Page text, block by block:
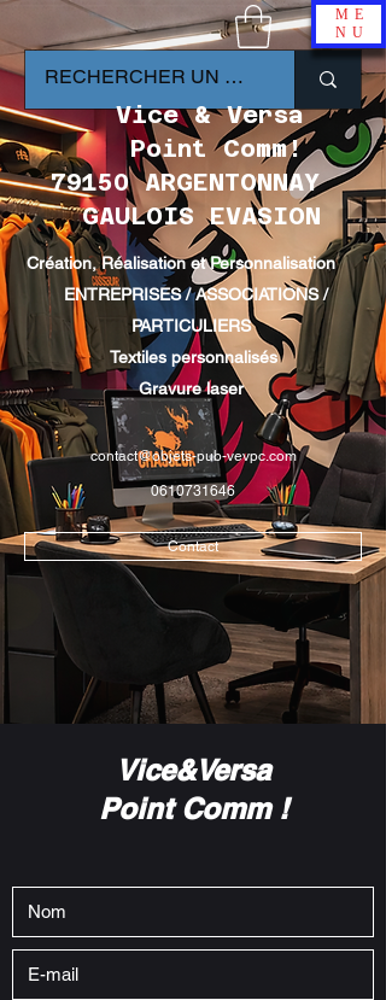
ME
NU
Vice & Versa
Point Comm!
79150 ARGENTONNAY
GAULOIS EVASION
Création, Réalisation et Personnalisation
ENTREPRISES / ASSOCIATIONS /
PARTICULIERS
Textiles personnalisés
Gravure laser
contact@objets-pub-vevpc.com
0610731646
Contact
Vice&Versa
PointComm !